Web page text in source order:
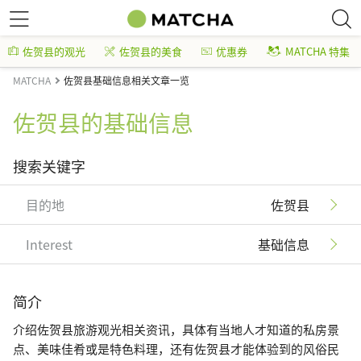
佐贺县的观光 佐贺县的美食 优惠券 MATCHA 特集
MATCHA 佐贺县基础信息相关文章一览
佐贺县的基础信息
搜索关键字
目的地 佐贺县
Interest 基础信息
简介
介绍佐贺县旅游观光相关资讯，具体有当地人才知道的私房景
点、美味佳肴或是特色料理，还有佐贺县才能体验到的风俗民